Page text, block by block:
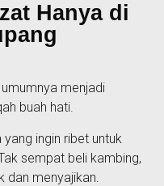
Hanya di
menjadi
buah hati.
ingin ribet untuk
sempat beli kambing,
dan menyajikan.